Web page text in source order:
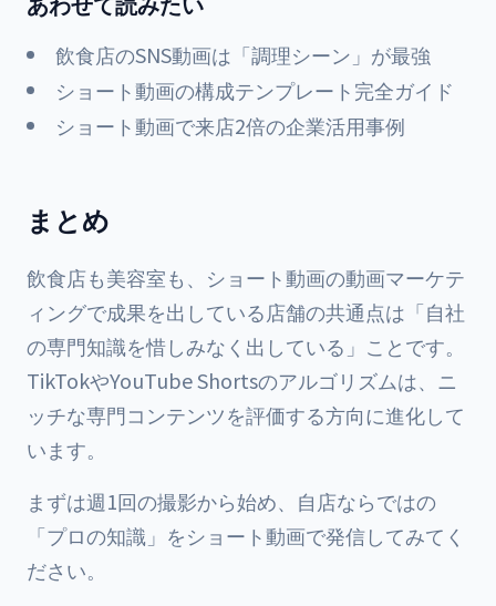
飲食店のSNS動画は「調理シーン」が最強
ショート動画の構成テンプレート完全ガイド
ショート動画で来店2倍の企業活用事例
まとめ
飲食店も美容室も、ショート動画の動画マーケテ
ィングで成果を出している店舗の共通点は「自社
の専門知識を惜しみなく出している」ことです。
TikTokやYouTube Shortsのアルゴリズムは、ニ
ッチな専門コンテンツを評価する方向に進化して
います。
まずは週1回の撮影から始め、自店ならではの
「プロの知識」をショート動画で発信してみてく
ださい。